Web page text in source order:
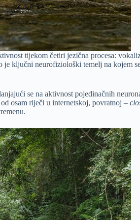
tijekom četiri jezična procesa:
ključni neurofiziološki temelj na kojem
se na aktivnost pojedinačnih
osam riječi u internetskoj, povratnoj –